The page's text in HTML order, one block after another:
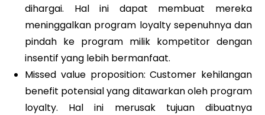
dihargai. Hal ini dapat membuat mereka
meninggalkan program loyalty sepenuhnya dan
pindah ke program milik kompetitor dengan
insentif yang lebih bermanfaat.
Missed value proposition: Customer kehilangan
benefit potensial yang ditawarkan oleh program
loyalty. Hal ini merusak tujuan dibuatnya